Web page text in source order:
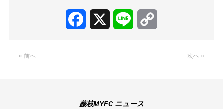
Facebook Line
« 前へ 次へ »
藤枝MYFC ニュース